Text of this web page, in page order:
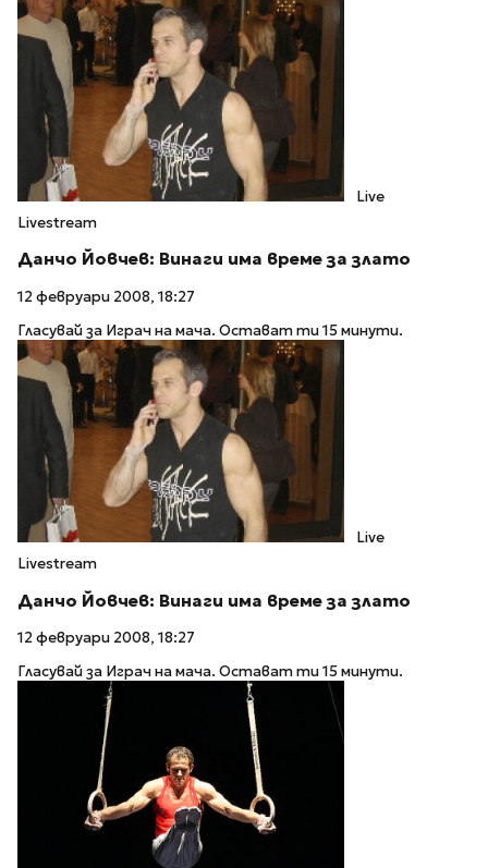
Live
Livestream
Данчо Йовчев: Винаги има време за злато
12 февруари 2008, 18:27
Гласувай за Играч на мача. Остават ти 15 минути.
Live
Livestream
Данчо Йовчев: Винаги има време за злато
12 февруари 2008, 18:27
Гласувай за Играч на мача. Остават ти 15 минути.